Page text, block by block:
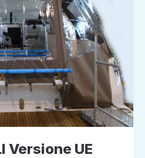
Versione UE